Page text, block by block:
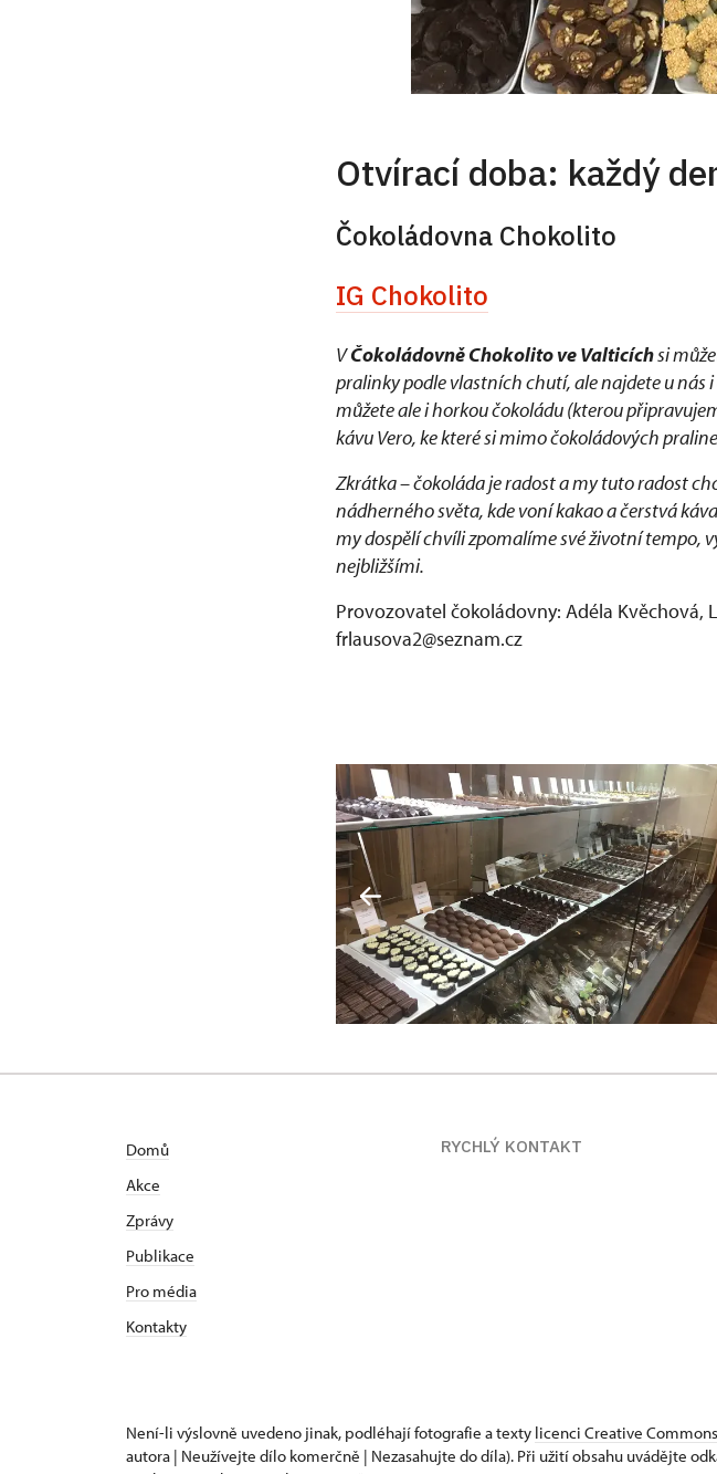
Otvírací doba: každý
Čokoládovna Chokolito
IG Chokolito
VČokoládovně Chokolito ve Valticíchsi
pralinky podle vlastních chutí, ale najdete u
můžete ale i horkou čokoládu (kterou
kávu Vero, ke které si mimo čokoládových
Zkrátka – čokoláda je radost a my tuto radost
nádherného světa, kde voní kakao a čerstvá
my dospělí chvíli zpomalíme své životní tempo,
nejbližšími.
Provozovatel čokoládovny: Adéla Kvěchová,
frlausova2@seznam.cz
Domů
Akce
Zprávy
Publikace
Pro média
Kontakty
RYCHLÝ KONTAKT
Není-li výslovně uvedeno jinak, podléhají fotografie a texty licenci Creative Commons
autora | Neužívejte dílo komerčně | Nezasahujte do díla). Při užití obsahu uvádějte